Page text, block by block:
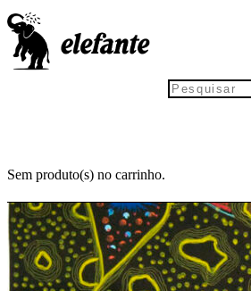
Sem produto(s) no carrinho.